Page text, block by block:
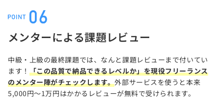
メンターによる課題レビュー
中級・上級の最終課題では、なんと課題レビューまで付いてい
ます！ 「この品質で納品できるレベルか」を現役フリーランス
のメンター陣がチェックします。外部サービスを使うと本来
5,000円〜1万円はかかるレビューが無料で受けられます。